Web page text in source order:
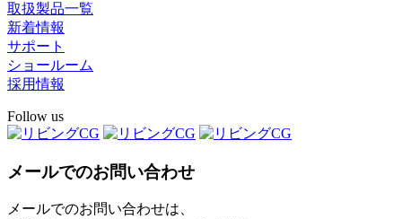
取扱製品一覧
新着情報
サポート
ショールーム
採用情報
Follow us
メールでのお問い合わせ
メールでのお問い合わせは、